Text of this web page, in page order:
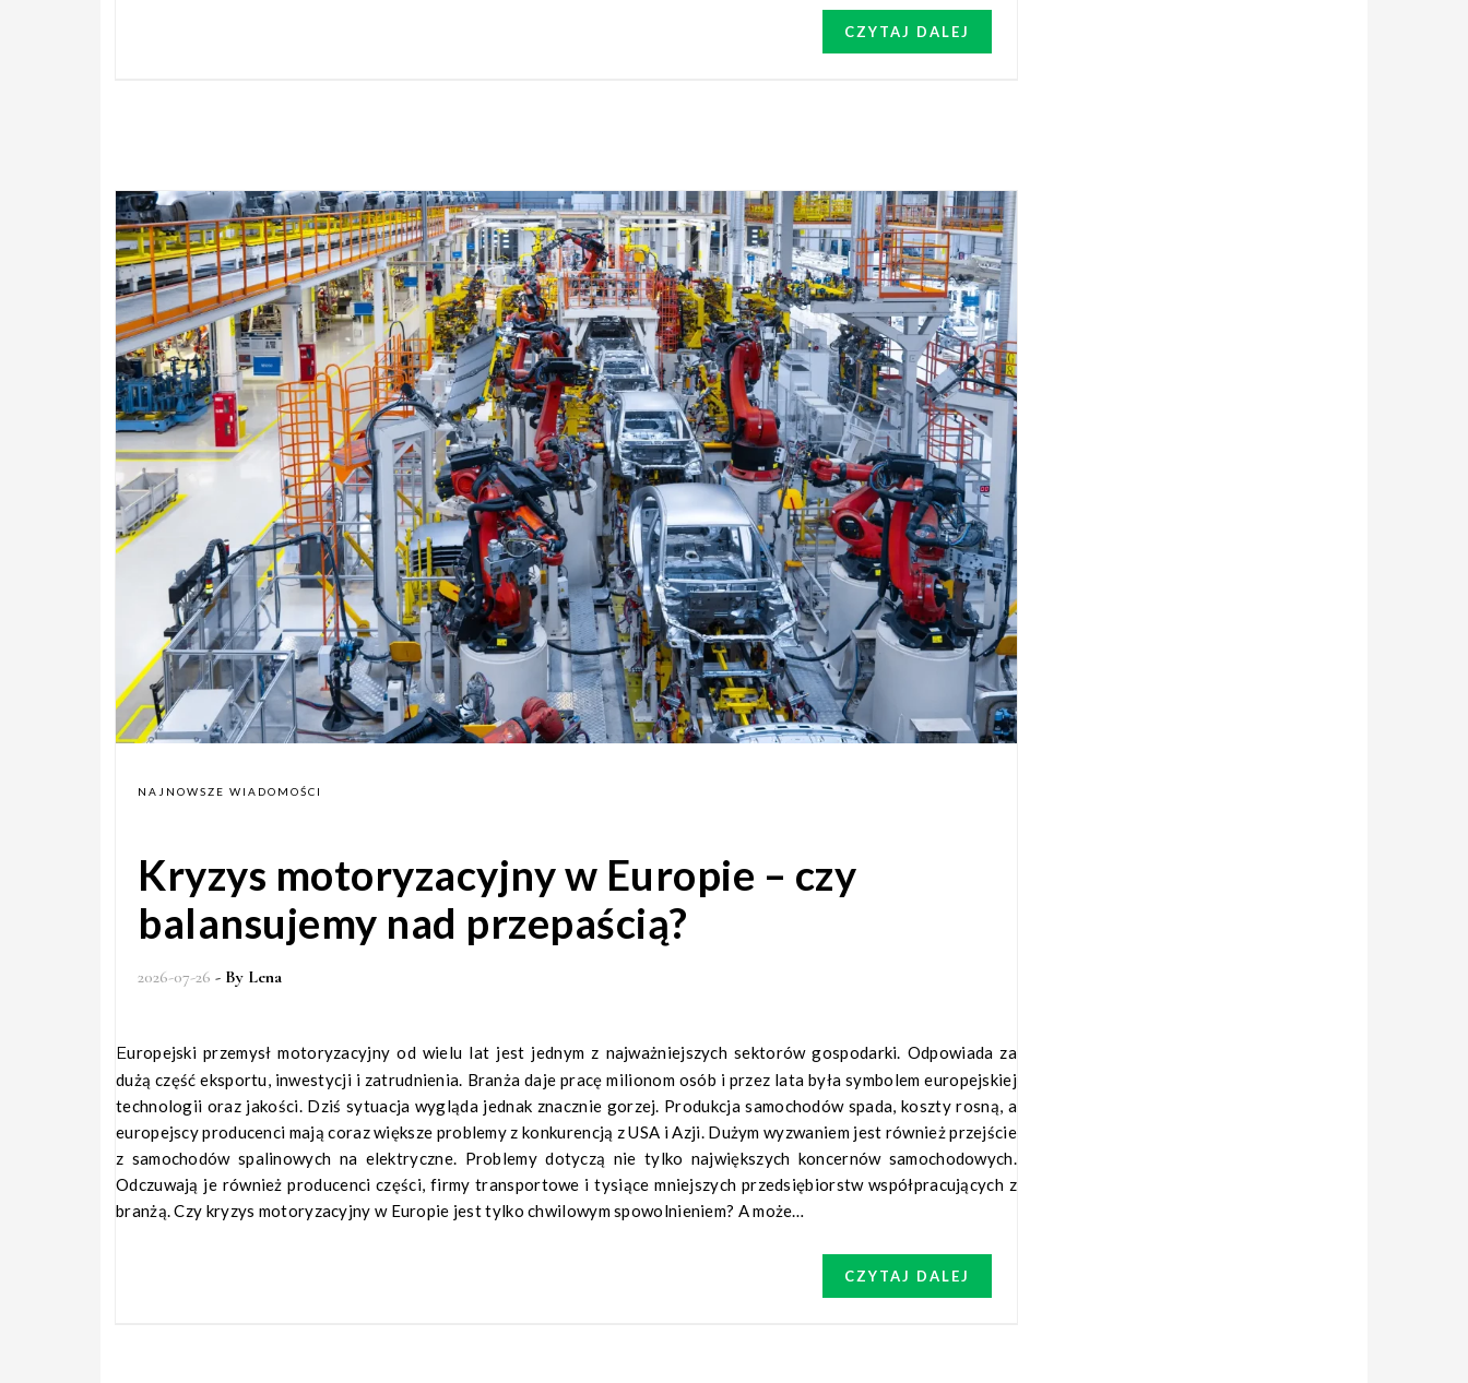
CZYTAJ DALEJ
NAJNOWSZE WIADOMOŚCI
Kryzys motoryzacyjny w Europie – czy
balansujemy nad przepaścią?
2026-07-26 - By Lena
Europejski przemysł motoryzacyjny od wielu lat jest jednym z najważniejszych sektorów gospodarki. Odpowiada za
dużą część eksportu, inwestycji i zatrudnienia. Branża daje pracę milionom osób i przez lata była symbolem europejskiej
technologii oraz jakości. Dziś sytuacja wygląda jednak znacznie gorzej. Produkcja samochodów spada, koszty rosną, a
europejscy producenci mają coraz większe problemy z konkurencją z USA i Azji. Dużym wyzwaniem jest również przejście
z samochodów spalinowych na elektryczne. Problemy dotyczą nie tylko największych koncernów samochodowych.
Odczuwają je również producenci części, firmy transportowe i tysiące mniejszych przedsiębiorstw współpracujących z
branżą. Czy kryzys motoryzacyjny w Europie jest tylko chwilowym spowolnieniem? A może…
CZYTAJ DALEJ